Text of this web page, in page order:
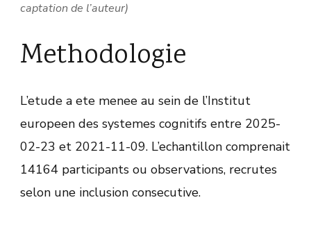
captation de l’auteur)
Methodologie
L’etude a ete menee au sein de l’Institut
europeen des systemes cognitifs entre 2025-
02-23 et 2021-11-09. L’echantillon comprenait
14164 participants ou observations, recrutes
selon une inclusion consecutive.